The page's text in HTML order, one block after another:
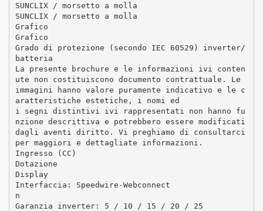
SUNCLIX / morsetto a molla
SUNCLIX / morsetto a molla
Grafico
Grafico
Grado di protezione (secondo IEC 60529) inverter/
batteria
La presente brochure e le informazioni ivi conten
ute non costituiscono documento contrattuale. Le
immagini hanno valore puramente indicativo e le c
aratteristiche estetiche, i nomi ed
i segni distintivi ivi rappresentati non hanno fu
nzione descrittiva e potrebbero essere modificati
dagli aventi diritto. Vi preghiamo di consultarci
per maggiori e dettagliate informazioni.
Ingresso (CC)
Dotazione
Display
Interfaccia: Speedwire-Webconnect
n
Garanzia inverter: 5 / 10 / 15 / 20 / 25